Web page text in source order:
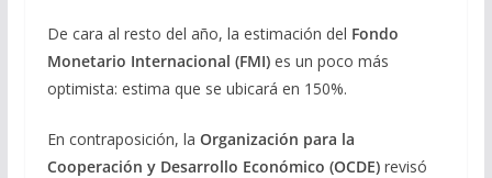
De cara al resto del año, la estimación del Fondo
Monetario Internacional (FMI)es un poco más
optimista: estima que se ubicará en 150%.
En contraposición, la Organización para la
Cooperación y Desarrollo Económico (OCDE) revisó